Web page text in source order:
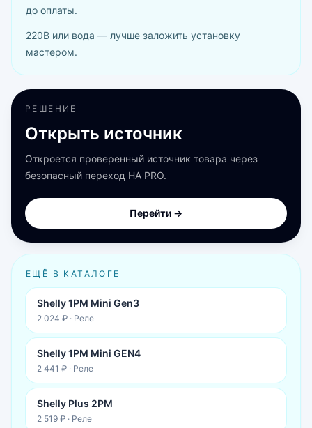
до оплаты.
220В или вода — лучше заложить установку
мастером.
РЕШЕНИЕ
Открыть источник
Откроется проверенный источник товара через
безопасный переход HA PRO.
Перейти →
ЕЩЁ В КАТАЛОГЕ
Shelly 1PM Mini Gen3
2 024 ₽ · Реле
Shelly 1PM Mini GEN4
2 441 ₽ · Реле
Shelly Plus 2PM
2 519 ₽ · Реле